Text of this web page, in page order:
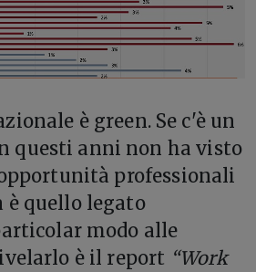
è green. Se c'è un
questi anni non ha visto
professionali
è quello legato
modo alle
è il report “Work